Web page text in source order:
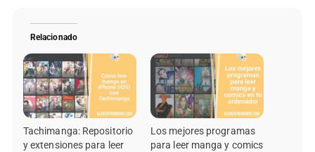
Relacionado
Tachimanga: Repositorio
y extensiones para leer
Los mejores programas
para leer manga y comics